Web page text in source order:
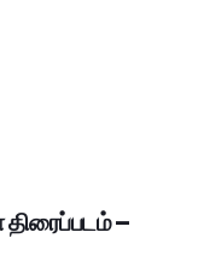
திரைப்படம் –